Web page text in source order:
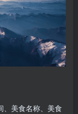
、美食名称、美食